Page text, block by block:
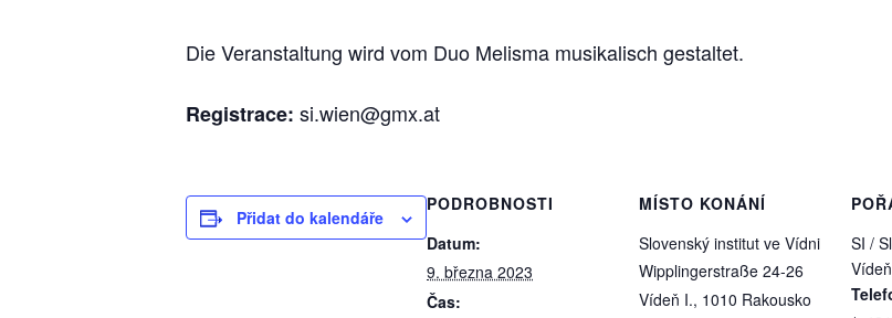
Die Veranstaltung wird vom Duo Melisma musikalisch gestaltet.
Registrace: si.wien@gmx.at
Přidat do kalendáře
PODROBNOSTI
Datum:
9. března 2023
Čas:
MÍSTO KONÁNÍ
Slovenský institut ve Vídni
Wipplingerstraße 24-26
Vídeň I., 1010 Rakousko
SI /
Vídeň